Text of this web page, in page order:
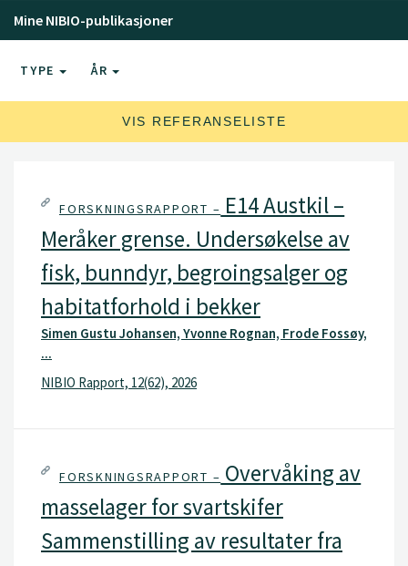
Mine NIBIO-publikasjoner
TYPE ÅR
VIS REFERANSELISTE
FORSKNINGSRAPPORT – E14 Austkil –
Meråker grense. Undersøkelse av
fisk, bunndyr, begroingsalger og
habitatforhold i bekker
Simen Gustu Johansen, Yvonne Rognan, Frode Fossøy,
...
NIBIO Rapport, 12(62), 2026
FORSKNINGSRAPPORT – Overvåking av
masselager for svartskifer
Sammenstilling av resultater fra